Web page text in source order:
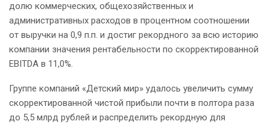
долю коммерческих, общехозяйственных и
административных расходов в процентном соотношении
от выручки на 0,9 п.п. и достиг рекордного за всю историю
компании значения рентабельности по скорректированной
EBITDA в 11,0%.
Группе компаний «Детский мир» удалось увеличить сумму
скорректированной чистой прибыли почти в полтора раза
до 5,5 млрд рублей и распределить рекордную для